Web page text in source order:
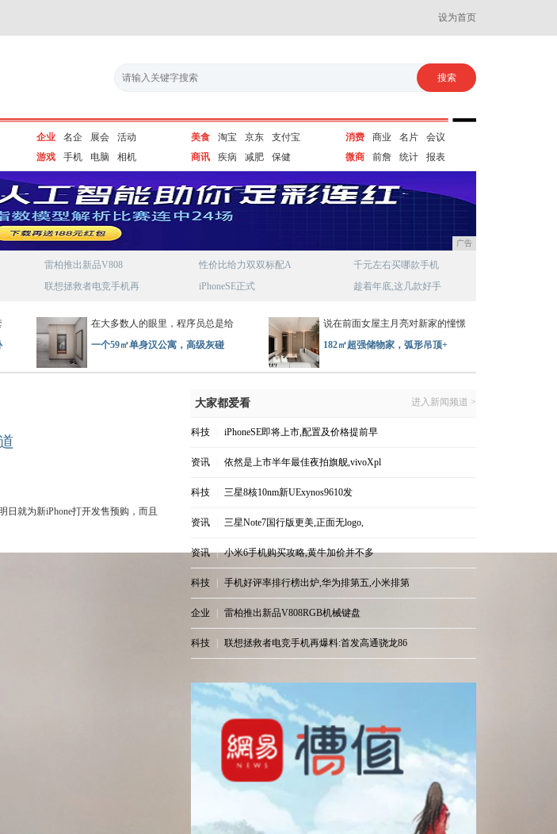
设为首页
企业 名企 展会
活动
游戏
手机 电脑 相机
美食 淘宝 京东
支付宝
商讯
疾病 减肥 保健
消费 商业 名片
会议
微商
前詹 统计 报表
广告
雷柏推出新品V808
联想拯救者电竞手机再
性价比给力双双标配A
iPhoneSE正式
千元左右买哪款手机
趁着年底,这几款好手
在大多数人的眼里，程序员总是给
一个59㎡单身汉公寓，高级灰碰
说在前面女屋主月亮对新家的憧憬
182㎡超强储物家，弧形吊顶+
就为新iPhone打开发售预购，而且
大家都爱看 进入新闻频道 >
科技 iPhoneSE即将上市,配置及价格提前早
资讯 依然是上市半年最佳夜拍旗舰,vivoXpl
科技 三星8核10nm新UExynos9610发
资讯 三星Note7国行版更美,正面无logo,
资讯 | 小米6手机购买攻略,黄牛加价并不多
科技 手机好评率排行榜出炉,华为排第五,小米排第
企业 雷柏推出新品V808RGB机械键盘
科技 联想拯救者电竞手机再爆料:首发高通骁龙86